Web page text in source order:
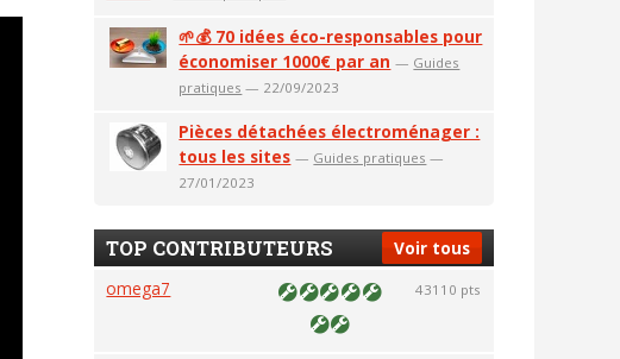
🌱💰 70 idées éco-responsables pour
économiser 1000€ par an — Guides
pratiques — 22/09/2023
Pièces détachées électroménager :
tous les sites — Guides pratiques —
27/01/2023
Voir tous
TOP CONTRIBUTEURS
omega7 43110 pts